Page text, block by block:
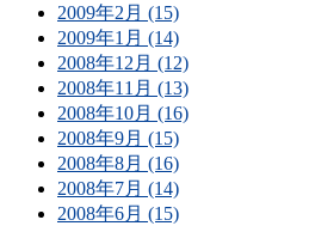
2009年2月 (15)
2009年1月 (14)
2008年12月 (12)
2008年11月 (13)
2008年10月 (16)
2008年9月 (15)
2008年8月 (16)
2008年7月 (14)
2008年6月 (15)